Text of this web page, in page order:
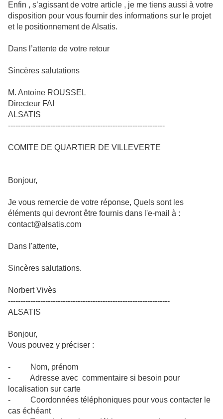
Enfin , s’agissant de votre article , je me tiens aussi à votre
disposition pour vous fournir des informations sur le projet
et le positionnement de Alsatis.
Dans l’attente de votre retour
Sincères salutations
M. Antoine ROUSSEL
Directeur FAI
ALSATIS
---------------------------------------------------------------
COMITE DE QUARTIER DE VILLEVERTE
Bonjour,
Je vous remercie de votre réponse, Quels sont les
éléments qui devront être fournis dans l'e-mail à :
contact@alsatis.com
Dans l'attente,
Sincères salutations.
Norbert Vivès
-----------------------------------------------------------------
ALSATIS
Bonjour,
Vous pouvez y préciser :
- Nom, prénom
- Adresse avec commentaire si besoin pour
localisation sur carte
- Coordonnées téléphoniques pour vous contacter le
cas échéant